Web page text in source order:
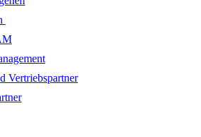
Vertriebspartner